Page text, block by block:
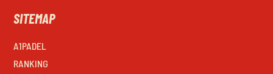
SITEMAP
A1PADEL
RANKING